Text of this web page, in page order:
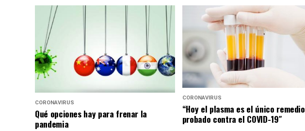
CORONAVIRUS
Qué opciones hay para frenar la
pandemia
CORONAVIRUS
“Hoy el plasma es el único remedio
probado contra el COVID-19″